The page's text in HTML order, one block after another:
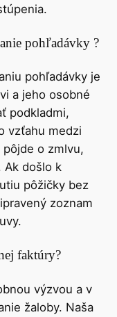
pohľadávky ?
pohľadávky je
a jeho osobné
podkladmi,
vzťahu medzi
o zmlvu,
Ak došlo k
pôžičky bez
zoznam
faktúry?
výzvou a v
žaloby. Naša